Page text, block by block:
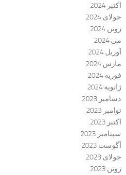
اکتبر 2024
جولای 2024
ژوئن 2024
می 2024
آوریل 2024
مارس 2024
فوریه 2024
ژانویه 2024
دسامبر 2023
نوامبر 2023
اکتبر 2023
سپتامبر 2023
آگوست 2023
جولای 2023
ژوئن 2023